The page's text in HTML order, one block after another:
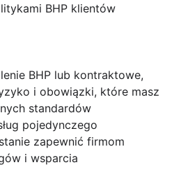
BHP klientów
BHP lub kontraktowe,
i obowiązki, które masz
standardów
pojedynczego
zapewnić firmom
i wsparcia